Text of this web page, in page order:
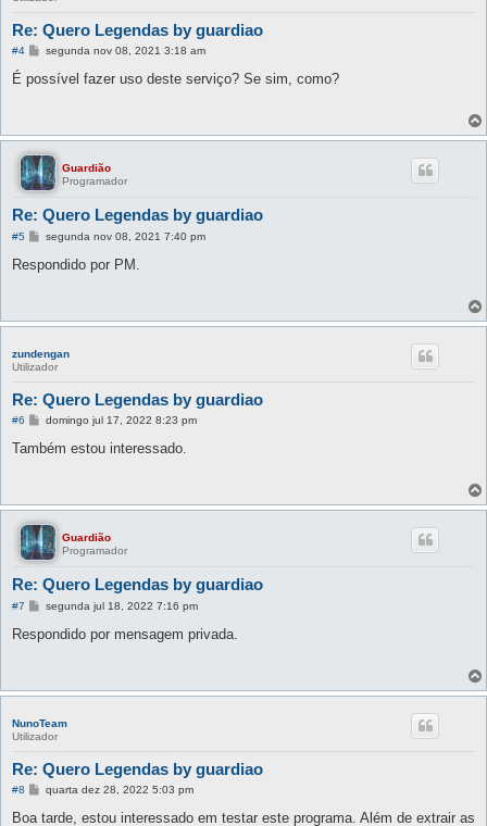
Re: Quero Legendas by guardiao
#4
M
n
m
segunda nov 08, 2021 3:18 am
É possível fazer uso deste serviço? Se sim, como?
Guardião
Programador
Re: Quero Legendas by guardiao
#5
M
n
m
segunda nov 08, 2021 7:40 pm
Respondido por PM.
zundengan
Utilizador
Re: Quero Legendas by guardiao
#6
M
n
m
domingo jul 17, 2022 8:23 pm
Também estou interessado.
Guardião
Programador
Re: Quero Legendas by guardiao
#7
M
n
m
segunda jul 18, 2022 7:16 pm
Respondido por mensagem privada.
NunoTeam
Utilizador
Re: Quero Legendas by guardiao
#8
M
n
quarta dez 28, 2022 5:03 pm
Boa tarde, estou interessado em testar este programa. Além de extrair as